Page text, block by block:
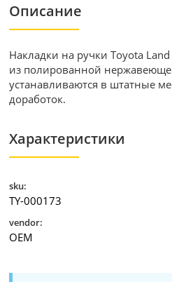
Описание
Накладки на ручки Toyota
из полированной
устанавливаются в штатные
доработок.
Характеристики
sku:
TY-000173
vendor:
OEM